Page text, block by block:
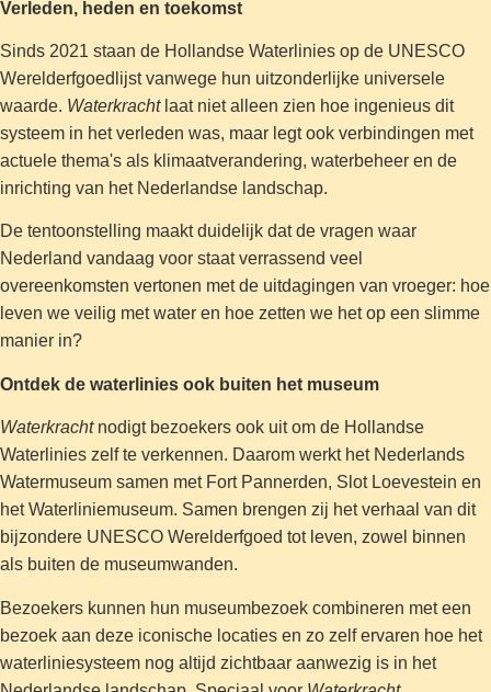
Verleden, heden en toekomst
Sinds 2021 staan de Hollandse Waterlinies op de UNESCO
Werelderfgoedlijst vanwege hun uitzonderlijke universele
waarde. Waterkrachtlaat niet alleen zien hoe ingenieus dit
systeem in het verleden was, maar legt ook verbindingen met
actuele thema's als klimaatverandering, waterbeheer en de
inrichting van het Nederlandse landschap.
De tentoonstelling maakt duidelijk dat de vragen waar
Nederland vandaag voor staat verrassend veel
overeenkomsten vertonen met de uitdagingen van vroeger: hoe
leven we veilig met water en hoe zetten we het op een slimme
manier in?
Ontdek de waterlinies ook buiten het museum
Waterkrachtnodigt bezoekers ook uit om de Hollandse
Waterlinies zelf te verkennen. Daarom werkt het Nederlands
Watermuseum samen met Fort Pannerden, Slot Loevestein en
het Waterliniemuseum. Samen brengen zij het verhaal van dit
bijzondere UNESCO Werelderfgoed tot leven, zowel binnen
als buiten de museumwanden.
Bezoekers kunnen hun museumbezoek combineren met een
bezoek aan deze iconische locaties en zo zelf ervaren hoe het
waterliniesysteem nog altijd zichtbaar aanwezig is in het